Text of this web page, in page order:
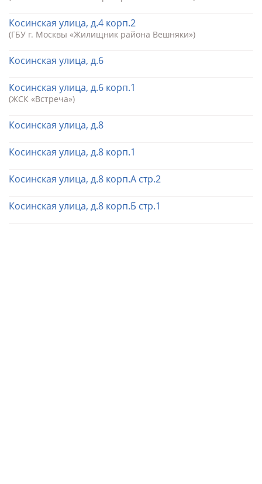
Косинская улица, д.4 корп.2
(ГБУ г. Москвы «Жилищник района Вешняки»)
Косинская улица, д.6
Косинская улица, д.6 корп.1
(ЖСК «Встреча»)
Косинская улица, д.8
Косинская улица, д.8 корп.1
Косинская улица, д.8 корп.А стр.2
Косинская улица, д.8 корп.Б стр.1